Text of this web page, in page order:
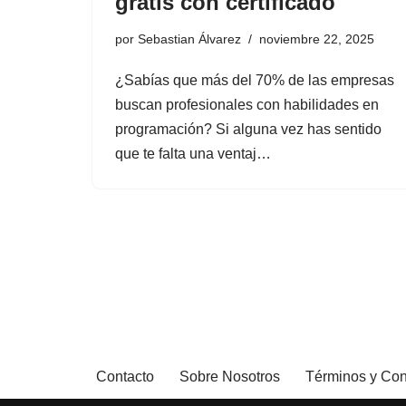
por Sebastian Álvarez noviembre 22, 2025
¿Sabías que más del 70% de las empresas
buscan profesionales con habilidades en
programación? Si alguna vez has sentido
que te falta una ventaj…
Contacto Sobre Nosotros Términos y